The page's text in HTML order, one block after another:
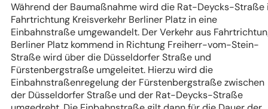
Während der Baumaßnahme wird die Rat-Deycks-Straße
Fahrtrichtung Kreisverkehr Berliner Platz in eine
Einbahnstraße umgewandelt. Der Verkehr aus
Berliner Platz kommend in Richtung Freiherr-vom-Stein-
Straße wird über die Düsseldorfer Straße und
Fürstenbergstraße umgeleitet. Hierzu wird die
Einbahnstraßenregelung der Fürstenbergstraße zwischen
der Düsseldorfer Straße und der Rat-Deycks-Straße